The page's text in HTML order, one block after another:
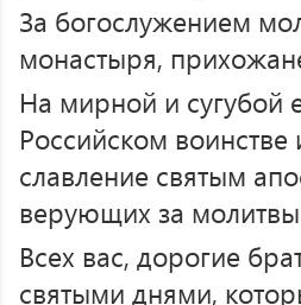
За богослужением
монастыря,
На мирной и сугубой
Российском
славление святым
верующих за
Всех вас, дорогие
святыми днями,